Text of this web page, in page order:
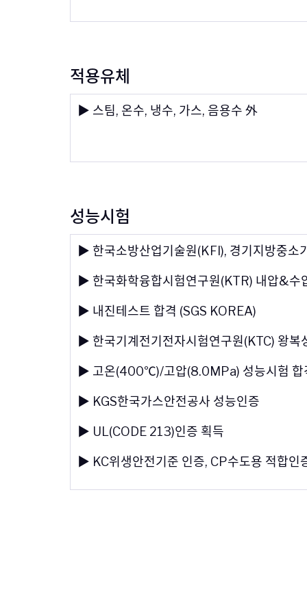
적용유체
▶ 스팀, 온수, 냉수, 가스, 음용수 外
성능시험
▶ 한국소방산업기술원(KFI), 경기지방중소
▶ 한국화학융합시험연구원(KTR) 내압&수
▶ 내진테스트 합격 (SGS KOREA)
▶ 한국기계전기전자시험연구원(KTC) 왕복
▶ 고온(400℃)/고압(8.0MPa) 성능시험 합
▶ KGS한국가스안전공사 성능인증
▶ UL(CODE 213)인증 획득
▶ KC위생안전기준 인증, CP수도용 적합인